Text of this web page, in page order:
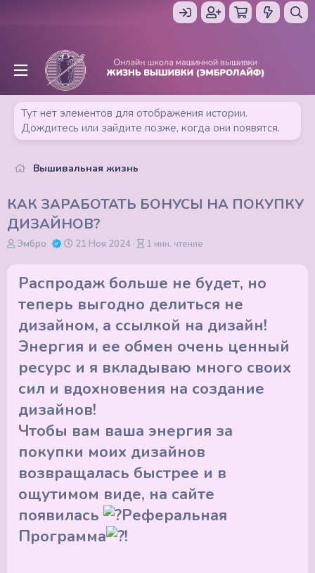
Тут нет элементов для отображения истории.
Дождитесь или зайдите позже, когда они появятся.
Вышивальная жизнь
КАК ЗАРАБОТАТЬ БОНУСЫ НА ПОКУПКУ
ДИЗАЙНОВ?
А
о
Эмбро
Д
а
п
у
л
и
а
и
и
21 Ноя 2024
В
м
ч
е
н
я
т
ь
1 мин. чтение
Распродаж больше не будет, но
теперь выгодно делиться не
дизайном, а ссылкой на дизайн!
Энергия и ее обмен очень ценный
ресурс и я вкладываю много своих
сил и вдохновения на создание
дизайнов!
Чтобы вам ваша энергия за
покупки моих дизайнов
возвращалась быстрее и в
ощутимом виде, на сайте
появилась
Реферальная
Программа
!